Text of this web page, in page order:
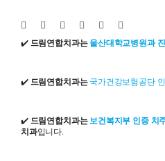
✔️ 드림연합치과는 울산대학교병원과
✔️ 드림연합치과는 국가건강보험공단
✔️ 드림연합치과는보건복지부 인증 치
치과입니다.